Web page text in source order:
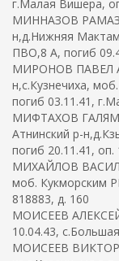
г.Малая Вишера,
МИННАЗОВ
н,д.Нижняя
ПВО,8 А, погиб
МИРОНОВ ПАВЕЛ
н,с.Кузнечиха,
погиб 03.11.41,
МИФТАХОВ
Атнинский р-
погиб 20.11.41, оп.
МИХАЙЛОВ
моб. Кукморским
818883, д. 160
МОИСЕЕВ
10.04.43,
МОИСЕЕВ ВИКТОР